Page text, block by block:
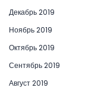
Декабрь 2019
Ноябрь 2019
Октябрь 2019
Сентябрь 2019
Август 2019